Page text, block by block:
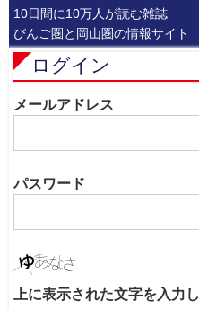
10日間に10万人が読む雑誌
びんご圏と岡山圏の情報サイト
ログイン
メールアドレス
パスワード
上に表示された文字を入力